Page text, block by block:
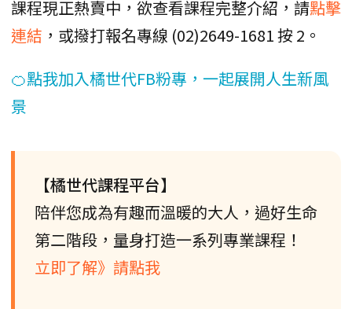
課程現正熱賣中，欲查看課程完整介紹，請點擊
連結 ，或撥打報名專線 (02)2649-1681 按 2。
🍊點我加入橘世代FB粉專，一起展開人生新風
景
【橘世代課程平台】
陪伴您成為有趣而溫暖的大人，過好生命
第二階段，量身打造一系列專業課程！
立即了解》請點我